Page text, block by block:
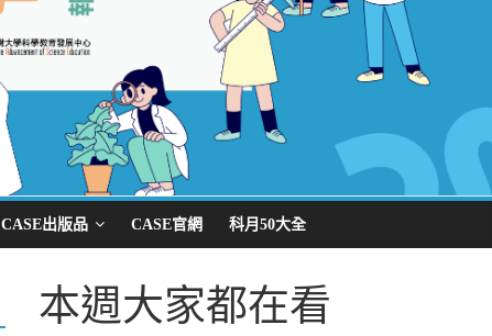
CASE出版品 CASE官網 科月50大全
本週大家都在看